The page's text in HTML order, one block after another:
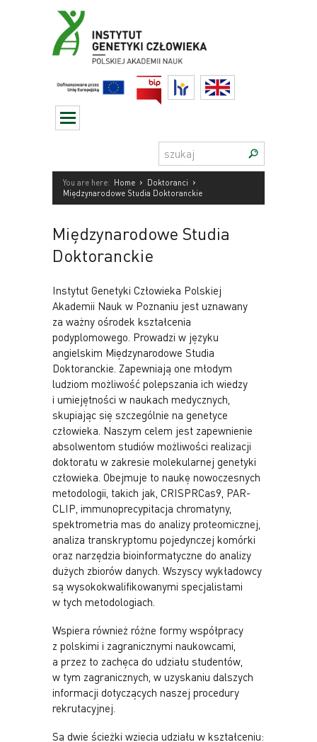
BIP HR
Szukaj:
You are here: Home › Doktoranci ›
Międzynarodowe Studia Doktoranckie
Międzynarodowe Studia
Doktoranckie
Instytut Genetyki Człowieka Polskiej
Akademii Nauk w Poznaniu jest uznawany
za ważny ośrodek kształcenia
podyplomowego. Prowadzi w języku
angielskim Międzynarodowe Studia
Doktoranckie. Zapewniają one młodym
ludziom możliwość polepszania ich wiedzy
i umiejętności w naukach medycznych,
skupiając się szczególnie na genetyce
człowieka. Naszym celem jest zapewnienie
absolwentom studiów możliwości realizacji
doktoratu w zakresie molekularnej genetyki
człowieka. Obejmuje to naukę nowoczesnych
metodologii, takich jak, CRISPRCas9, PAR-
CLIP, immunoprecypitacja chromatyny,
spektrometria mas do analizy proteomicznej,
analiza transkryptomu pojedynczej komórki
oraz narzędzia bioinformatyczne do analizy
dużych zbiorów danych. Wszyscy wykładowcy
są wysokokwalifikowanymi specjalistami
w tych metodologiach.
Wspiera również różne formy współpracy
z polskimi i zagranicznymi naukowcami,
a przez to zachęca do udziału studentów,
w tym zagranicznych, w uzyskaniu dalszych
informacji dotyczących naszej procedury
rekrutacyjnej.
Są dwie ścieżki wzięcia udziału w kształceniu: